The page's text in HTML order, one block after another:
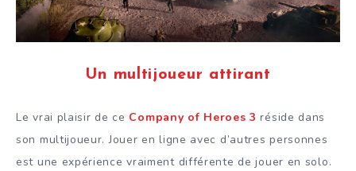
Un multijoueur attirant
Le vrai plaisir de ce Company of Heroes 3 réside dans
son multijoueur. Jouer en ligne avec d’autres personnes
est une expérience vraiment différente de jouer en solo.